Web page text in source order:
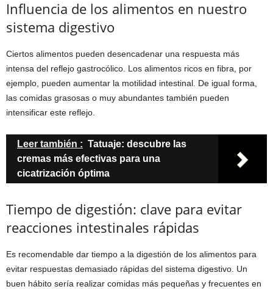
Influencia de los alimentos en nuestro
sistema digestivo
Ciertos alimentos pueden desencadenar una respuesta más
intensa del reflejo gastrocólico. Los alimentos ricos en fibra, por
ejemplo, pueden aumentar la motilidad intestinal. De igual forma,
las comidas grasosas o muy abundantes también pueden
intensificar este reflejo.
Leer también : Tatuaje: descubre las
cremas más efectivas para una
cicatrización óptima
Tiempo de digestión: clave para evitar
reacciones intestinales rápidas
Es recomendable dar tiempo a la digestión de los alimentos para
evitar respuestas demasiado rápidas del sistema digestivo. Un
buen hábito sería realizar comidas más pequeñas y frecuentes en